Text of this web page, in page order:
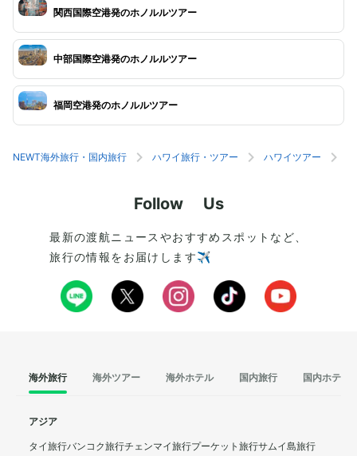
関西国際空港発のホノルルツアー
中部国際空港発のホノルルツアー
福岡空港発のホノルルツアー
NEWT海外旅行・国内旅行 ハワイ旅行・ツアー ハワイツアー
Follow Us
最新の渡航ニュースやおすすめスポットなど、
旅行の情報をお届けします✈️
海外旅行 海外ツアー 海外ホテル 国内旅行 国内ホテル
アジア
タイ旅行バンコク旅行チェンマイ旅行プーケット旅行サムイ島旅行